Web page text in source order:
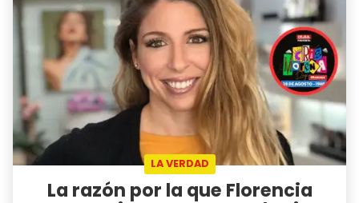
LA VERDAD
La razón por la que Florencia